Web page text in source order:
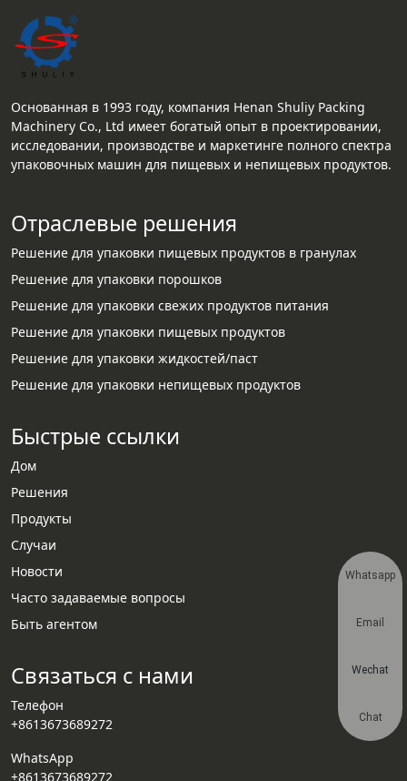
Основанная в 1993 году, компания Henan Shuliy Packing
Machinery Co., Ltd имеет богатый опыт в проектировании,
исследовании, производстве и маркетинге полного спектра
упаковочных машин для пищевых и непищевых продуктов.
Отраслевые решения
Решение для упаковки пищевых продуктов в гранулах
Решение для упаковки порошков
Решение для упаковки свежих продуктов питания
Решение для упаковки пищевых продуктов
Решение для упаковки жидкостей/паст
Решение для упаковки непищевых продуктов
Быстрые ссылки
Дом
Решения
Продукты
Случаи
Новости
Часто задаваемые вопросы
Быть агентом
Связаться с нами
Телефон
+8613673689272
WhatsApp
+8613673689272
Whatsapp
Email
Wechat
Chat